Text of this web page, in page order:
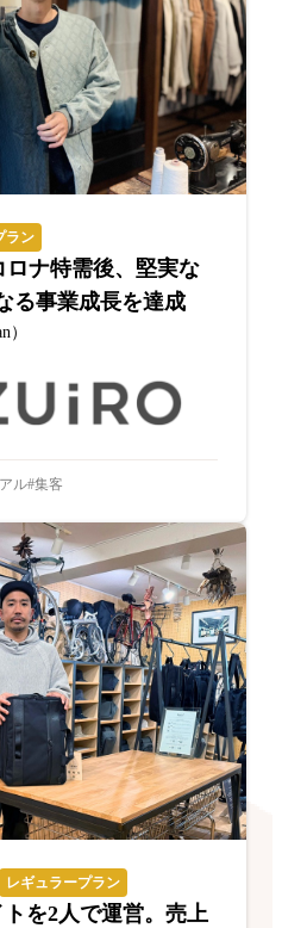
ラン
ロナ特需後、堅実な
る事業成長を達成
）
ル 集客
レギュラープラン
を2人で運営。売上